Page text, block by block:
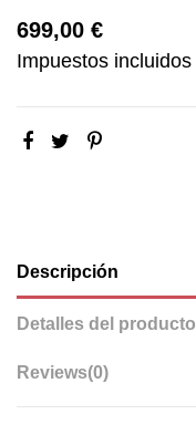
699,00 €
Impuestos incluidos
Descripción
Detalles del producto
Reviews(0)